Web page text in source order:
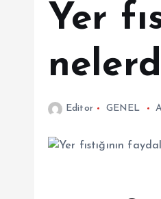
Yer
Editor GENEL